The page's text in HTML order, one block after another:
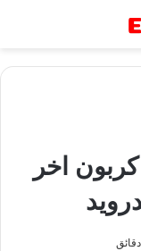
تحميل تطبيق carbon كربون اخر